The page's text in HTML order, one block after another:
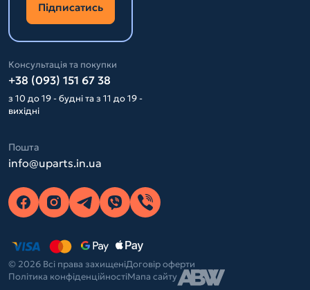
Підписатись
Консультація та покупки
+38 (093) 151 67 38
з 10 до 19 - будні та з 11 до 19 -
вихідні
Пошта
info@uparts.in.ua
© 2026 Всі права захищеніДоговір оферти
Політика конфіденційностіМапа сайту